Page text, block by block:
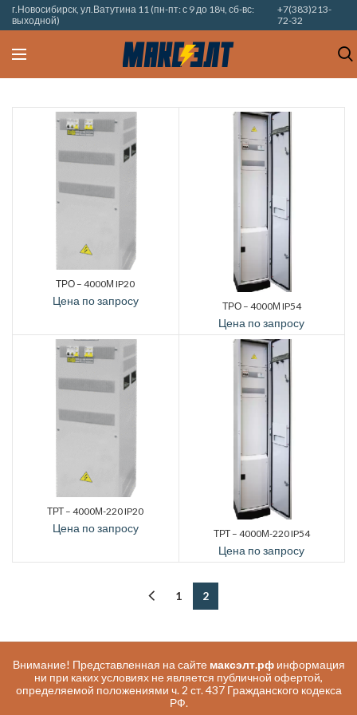
г.Новосибирск, ул.Ватутина 11 (пн-пт: с 9 до 18ч, сб-вс:
выходной)
+7(383)213-
72-32
ТРО – 4000М IP20
Цена по запросу ТРО – 4000М IP54
Цена по запросу
ТРТ – 4000М-220 IP20
Цена по запросу ТРТ – 4000М-220 IP54
Цена по запросу
1 2
Внимание! Представленная на сайте максэлт.рфинформация
ни при каких условиях не является публичной офертой,
определяемой положениями ч. 2 ст. 437 Гражданского кодекса
РФ.